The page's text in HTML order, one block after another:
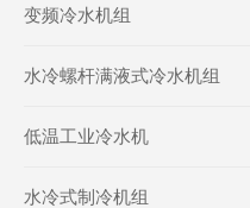
变频冷水机组
水冷螺杆满液式冷水机组
低温工业冷水机
水冷式制冷机组